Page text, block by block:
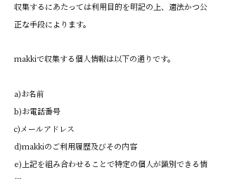
収集するにあたっては利用目的を明記の上、適法かつ公
正な手段によります。
makkiで収集する個人情報は以下の通りです。
a)お名前
b)お電話番号
c)メールアドレス
d)makkiのご利用履歴及びその内容
e)上記を組み合わせることで特定の個人が識別できる情